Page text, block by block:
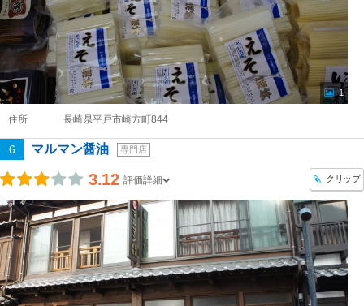
1
住所 長崎県平戸市崎方町844
6 マルマン醤油 専門店
3.12 評価詳細 クリップ